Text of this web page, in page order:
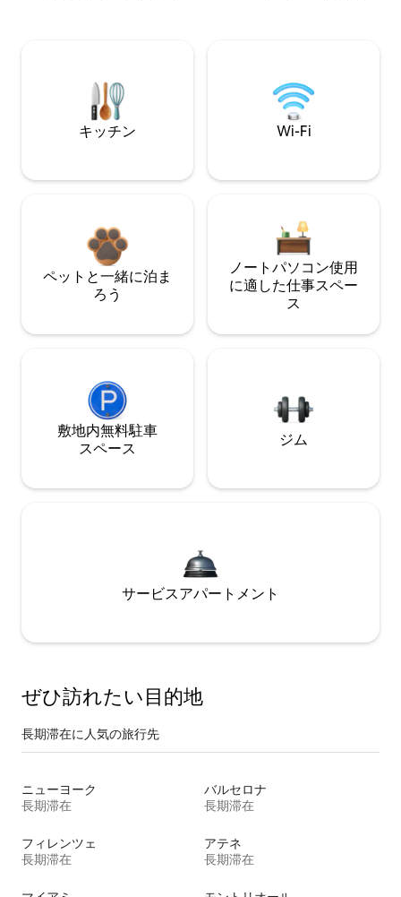
キッチン Wi-Fi
ペットと一緒に泊ま
ろう
ノートパソコン使用
に適した仕事スペー
ス
敷地内無料駐⁠車
ス⁠ペ⁠ー⁠ス
ジム
サービスアパートメント
ぜひ訪⁠れ⁠た⁠い目⁠的⁠地
長期滞在に人気の旅行先
ニューヨーク
長期滞在
バルセロナ
長期滞在
フィレンツェ
長期滞在
アテネ
長期滞在